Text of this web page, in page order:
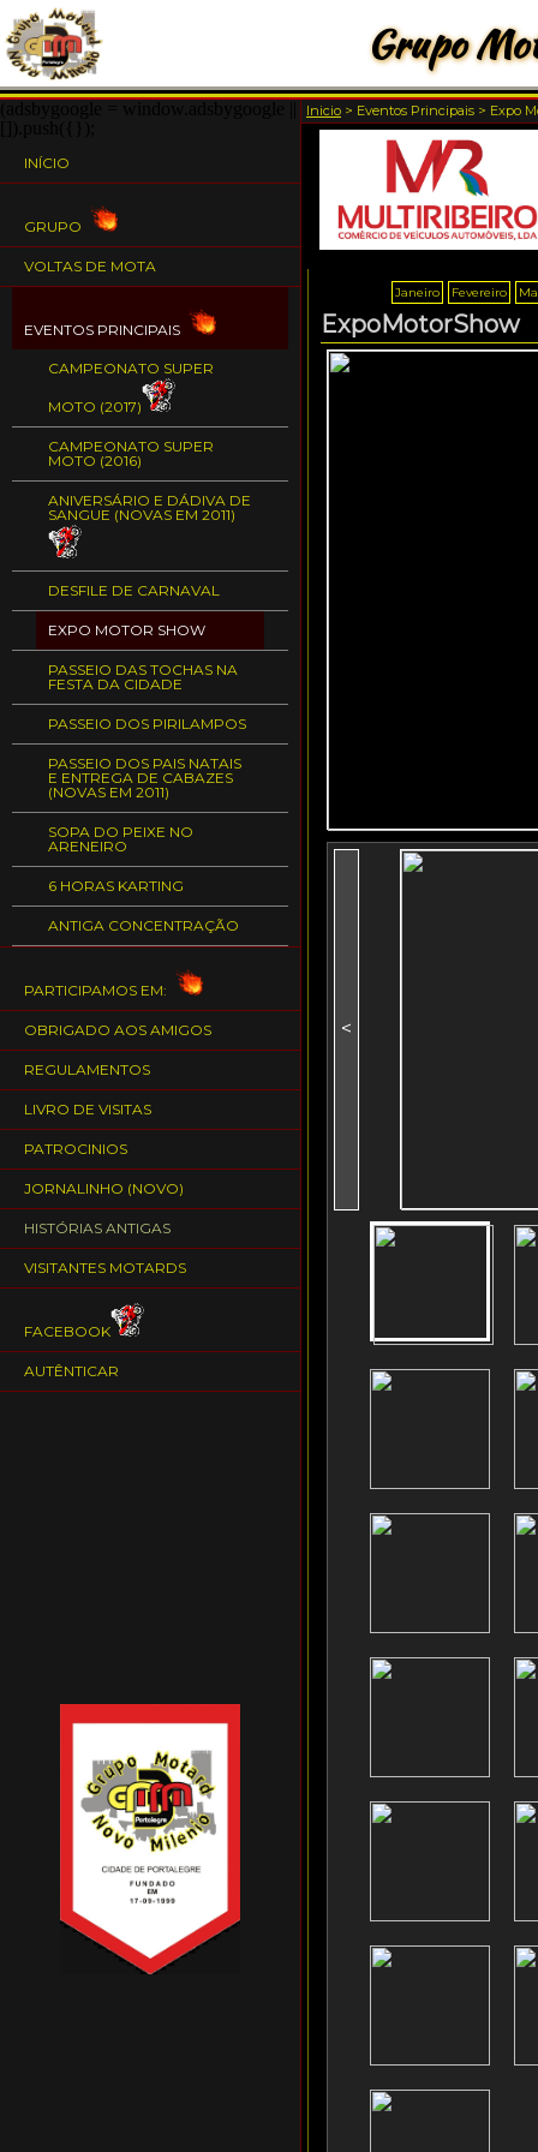
Grupo
INÍCIO
GRUPO
VOLTAS DE MOTA
EVENTOS PRINCIPAIS
CAMPEONATO SUPER
MOTO (2017)
CAMPEONATO SUPER
MOTO (2016)
ANIVERSÁRIO E DÁDIVA DE
SANGUE (NOVAS EM 2011)
DESFILE DE CARNAVAL
EXPO MOTOR SHOW
PASSEIO DAS TOCHAS NA
FESTA DA CIDADE
PASSEIO DOS PIRILAMPOS
PASSEIO DOS PAIS NATAIS
E ENTREGA DE CABAZES
(NOVAS EM 2011)
SOPA DO PEIXE NO
ARENEIRO
6 HORAS KARTING
ANTIGA CONCENTRAÇÃO
PARTICIPAMOS EM:
OBRIGADO AOS AMIGOS
REGULAMENTOS
LIVRO DE VISITAS
PATROCINIOS
JORNALINHO (NOVO)
HISTÓRIAS ANTIGAS
VISITANTES MOTARDS
FACEBOOK
AUTÊNTICAR
Inicio > Eventos Principais > Expo
Janeiro Fevereiro
ExpoMotorShow
<